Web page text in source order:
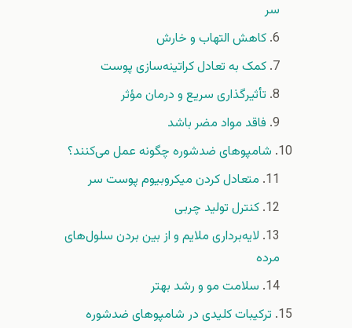
سر
کاهش التهاب و خارش
کمک به تعادل کراتینه‌سازی پوست
تأثیرگذاری سریع و درمان مؤثر
فاقد مواد مضر باشد
شامپوهای ضدشوره چگونه عمل می‌کنند؟
متعادل کردن میکروبیوم پوست سر
کنترل تولید چربی
لایه‌برداری ملایم و از بین بردن سلول‌های
مرده
سلامت مو و رشد بهتر
ترکیبات کلیدی در شامپوهای ضدشوره